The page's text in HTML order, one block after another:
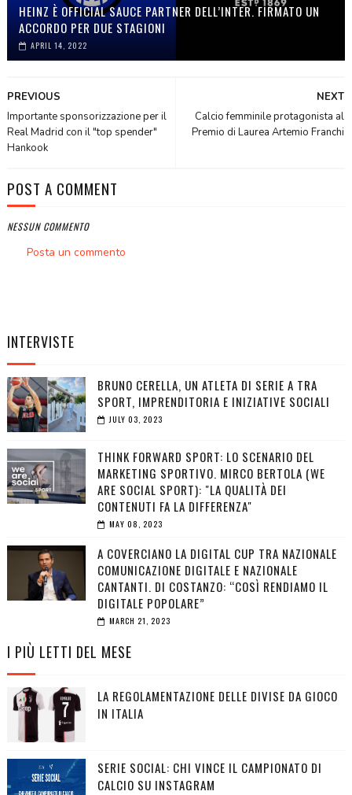
HEINZ È OFFICIAL SAUCE PARTNER DELL’INTER. FIRMATO UN
ACCORDO PER DUE STAGIONI
APRIL 14, 2022
NEXT
Calcio femminile protagonista al
Premio di Laurea Artemio Franchi
PREVIOUS
Importante sponsorizzazione per il
Real Madrid con il "top spender"
Hankook
POST A COMMENT
NESSUN COMMENTO
Posta un commento
INTERVISTE
BRUNO CERELLA, UN ATLETA DI SERIE A TRA
SPORT, IMPRENDITORIA E INIZIATIVE SOCIALI
JULY 03, 2023
THINK FORWARD SPORT: LO SCENARIO DEL
MARKETING SPORTIVO. MIRCO BERTOLA (WE
ARE SOCIAL SPORT): "LA QUALITÀ DEI
CONTENUTI FA LA DIFFERENZA"
MAY 08, 2023
A COVERCIANO LA DIGITAL CUP TRA NAZIONALE
COMUNICAZIONE DIGITALE E NAZIONALE
CANTANTI. DI COSTANZO: “COSÌ RENDIAMO IL
DIGITALE POPOLARE”
MARCH 21, 2023
I PIÙ LETTI DEL MESE
LA REGOLAMENTAZIONE DELLE DIVISE DA GIOCO
IN ITALIA
SERIE SOCIAL: CHI VINCE IL CAMPIONATO DI
CALCIO SU INSTAGRAM